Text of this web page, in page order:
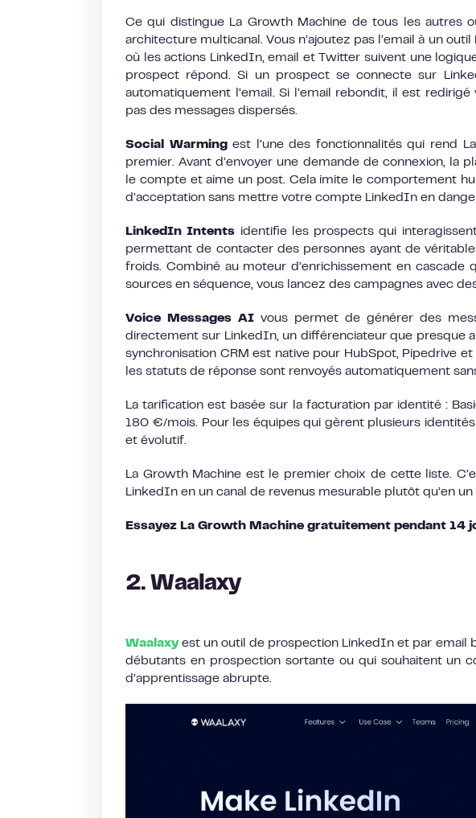
Ce qui distingue La Growth Machine de tous les autres
architecture multicanal. Vous n’ajoutez pas l’email à un
où les actions LinkedIn, email et Twitter suivent une
prospect répond. Si un prospect se connecte sur
automatiquement l’email. Si l’email rebondit, il est
pas des messages dispersés.
Social Warmingest l’une des fonctionnalités qui rend
premier. Avant d’envoyer une demande de connexion, la
le compte et aime un post. Cela imite le comportement
d’acceptation sans mettre votre compte LinkedIn en
LinkedIn Intents identifie les prospects qui
permettant de contacter des personnes ayant de
froids. Combiné au moteur d’enrichissement en
sources en séquence, vous lancez des campagnes avec
Voice Messages AI vous permet de générer des
directement sur LinkedIn, un différenciateur que presque
synchronisation CRM est native pour HubSpot, Pipedrive
les statuts de réponse sont renvoyés automatiquement
La tarification est basée sur la facturation par identité :
180 €/mois. Pour les équipes qui gèrent plusieurs
et évolutif.
La Growth Machine est le premier choix de cette liste.
LinkedIn en un canal de revenus mesurable plutôt qu’en
Essayez La Growth Machine gratuitement pendant 14
2. Waalaxy
Waalaxyest un outil de prospection LinkedIn et par email
débutants en prospection sortante ou qui souhaitent un
d’apprentissage abrupte.